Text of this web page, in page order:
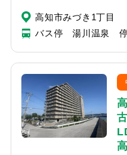
高知市みづき1丁目
バス停 湯川温泉